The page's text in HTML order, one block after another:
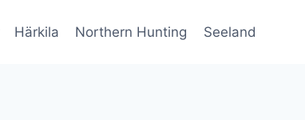
Härkila Northern Hunting Seeland